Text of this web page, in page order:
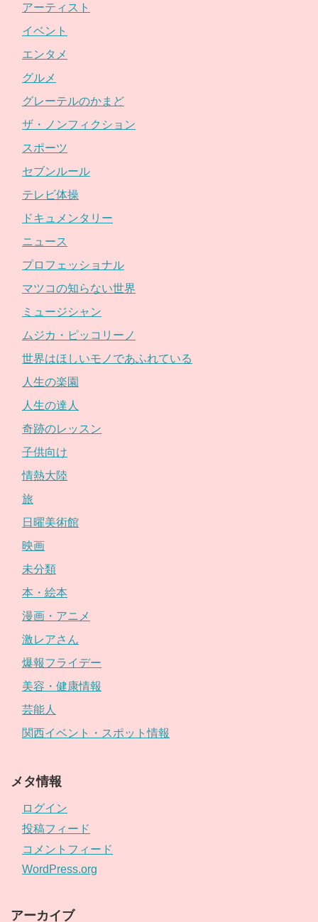
アーティスト
イベント
エンタメ
グルメ
グレーテルのかまど
ザ・ノンフィクション
スポーツ
セブンルール
テレビ体操
ドキュメンタリー
ニュース
プロフェッショナル
マツコの知らない世界
ミュージシャン
ムジカ・ピッコリーノ
世界はほしいモノであふれている
人生の楽園
人生の達人
奇跡のレッスン
子供向け
情熱大陸
旅
日曜美術館
映画
未分類
本・絵本
漫画・アニメ
激レアさん
爆報フライデー
美容・健康情報
芸能人
関西イベント・スポット情報
メタ情報
ログイン
投稿フィード
コメントフィード
WordPress.org
アーカイブ